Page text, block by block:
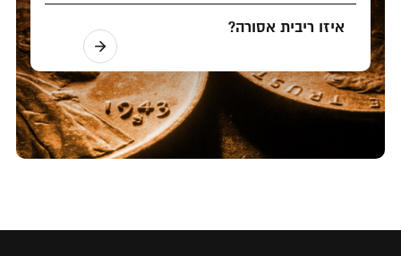
איזו ריבית אסורה?